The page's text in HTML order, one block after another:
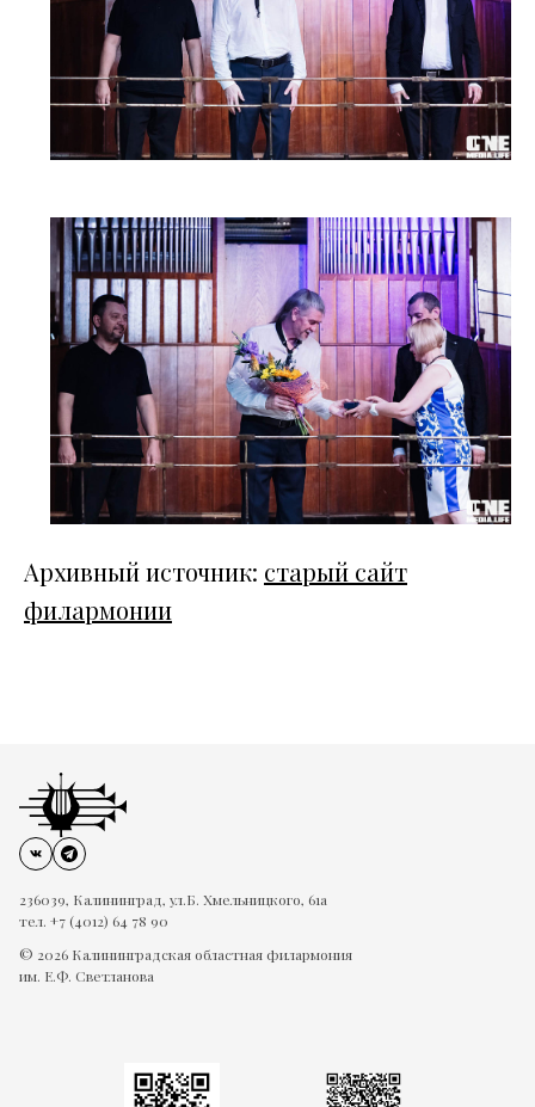
Архивный источник: старый сайт
филармонии
236039, Калининград, ул.Б. Хмельницкого, 61а
тел. +7 (4012) 64 78 90
© 2026 Калининградская областная филармония
им. Е.Ф. Светланова